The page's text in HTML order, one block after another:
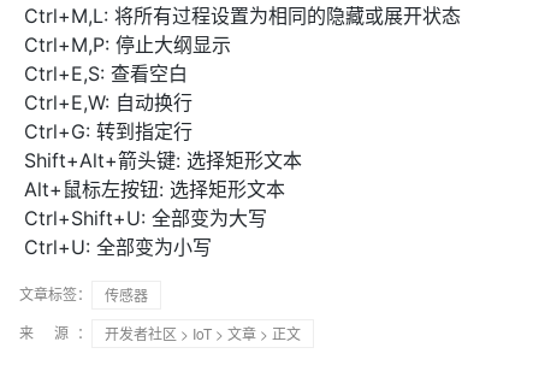
Ctrl+M,L: 将所有过程设置为相同的隐藏或展开状态
Ctrl+M,P: 停止大纲显示
Ctrl+E,S: 查看空白
Ctrl+E,W: 自动换行
Ctrl+G: 转到指定行
Shift+Alt+箭头键: 选择矩形文本
Alt+鼠标左按钮: 选择矩形文本
Ctrl+Shift+U: 全部变为大写
Ctrl+U: 全部变为小写
文章标签：
传感器
来 源：
开发者社区 > IoT > 文章 > 正文